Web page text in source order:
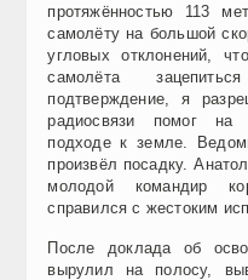
протяжённостью 113
самолёту на большой
угловых отклонений,
самолёта
подтверждение, я
радиосвязи помог на
подходе к земле.
произвёл посадку.
молодой командир
справился с жестоким
После доклада об
вырулил на полосу,